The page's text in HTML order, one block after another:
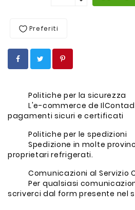
Preferiti
Politiche per la sicurezza
L'e-commerce de
pagamenti sicuri e certificati
Politiche per le spedizioni
Spedizione in molte
proprietari refrigerati.
Comunicazioni al Servizio
Per qualsiasi
scriverci dal form presente nel